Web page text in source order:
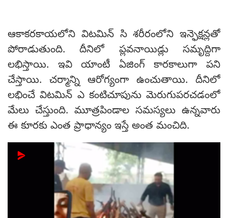
ఆకాకరకాయలోని విటమిన్ సి శరీరంలోని ఇన్ఫెక్షన్లతో
పోరాడుతుంది. దీనిలో ప్లవనాయిడ్లు సమృద్దిగా
లభిస్తాయి. ఇవి యాంటీ ఏజింగ్ కారకాలుగా పని
చేస్తాయి. చర్మాన్ని ఆరోగ్యంగా ఉంచుతాయి. దీనిలో
లభించే విటమిన్ ఎ కంటిచూపును మెరుగుపరచడంలో
మేలు చేస్తుంది. మూత్రపిండాల సమస్యలు ఉన్నవారు
ఈ కూరకు ఎంత ప్రాధాన్యం ఇస్తే అంత మంచిది.